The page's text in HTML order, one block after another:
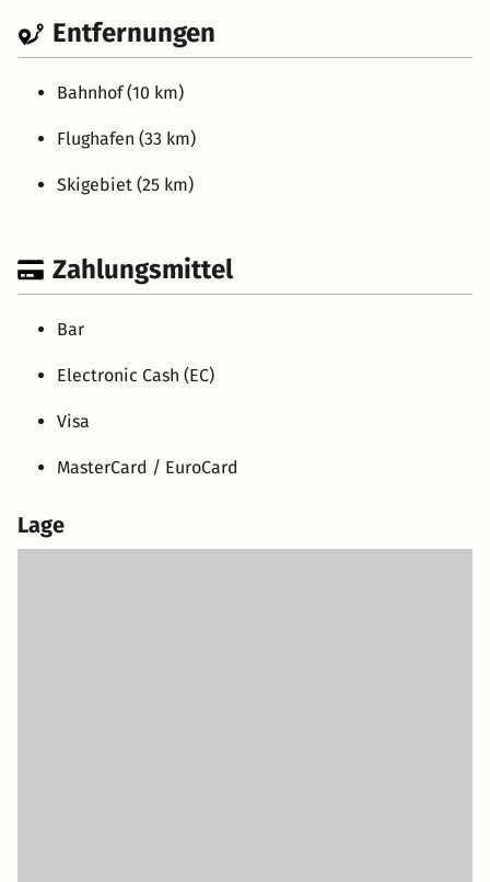
Entfernungen
Bahnhof (10 km)
Flughafen (33 km)
Skigebiet (25 km)
Zahlungsmittel
Bar
Electronic Cash (EC)
Visa
MasterCard / EuroCard
Lage